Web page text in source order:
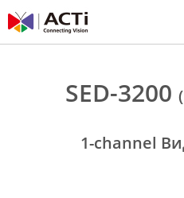
SED-3200
1-channel